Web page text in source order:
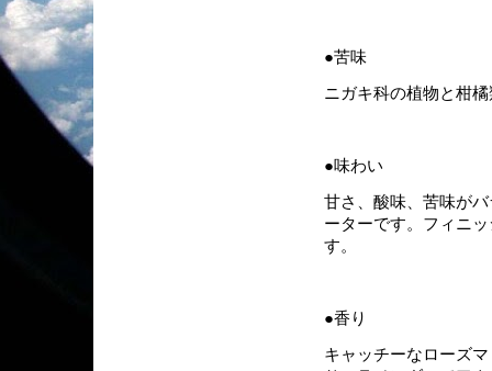
●苦味
ニガキ科の植物と柑
●味わい
甘さ、酸味、苦味が
ーターです。フィニ
す。
●香り
キャッチーなローズ